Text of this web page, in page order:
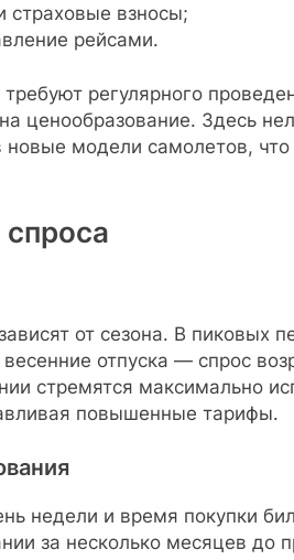
страховые взносы;
рейсами.
регулярного
ценообразование. Здесь
модели самолетов,
спроса
от сезона. В пиковых
отпуска — спрос
стремятся максимально
повышенные тарифы.
недели и время покупки
за несколько месяцев до